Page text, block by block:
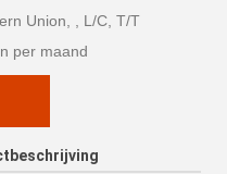
Union, , L/C, T/T
per maand